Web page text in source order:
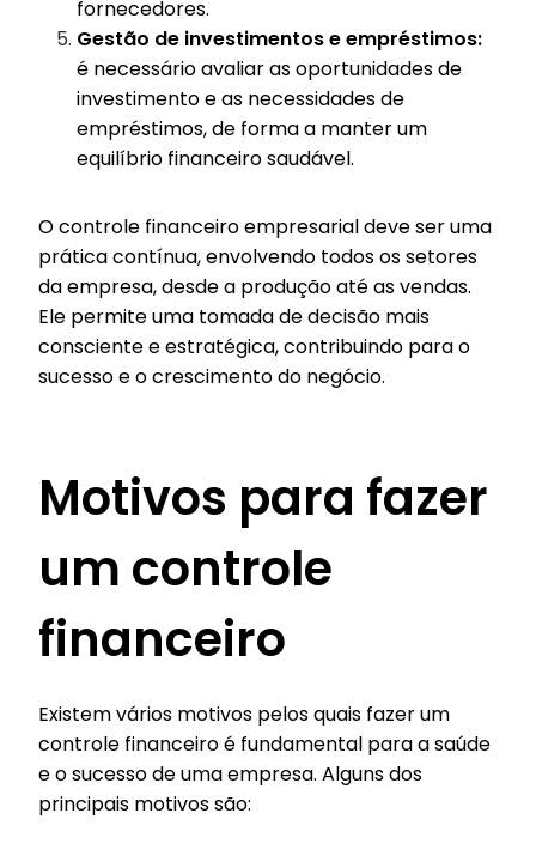
fornecedores.
Gestão de investimentos e empréstimos:
é necessário avaliar as oportunidades de
investimento e as necessidades de
empréstimos, de forma a manter um
equilíbrio financeiro saudável.
O controle financeiro empresarial deve ser uma
prática contínua, envolvendo todos os setores
da empresa, desde a produção até as vendas.
Ele permite uma tomada de decisão mais
consciente e estratégica, contribuindo para o
sucesso e o crescimento do negócio.
Motivos para fazer
um controle
financeiro
Existem vários motivos pelos quais fazer um
controle financeiro é fundamental para a saúde
e o sucesso de uma empresa. Alguns dos
principais motivos são: